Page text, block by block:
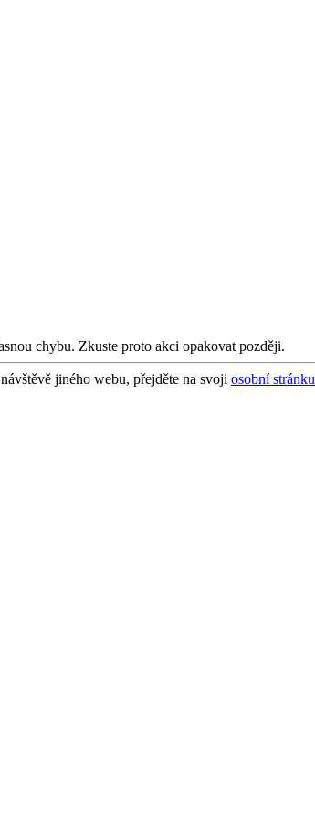
chybu. Zkuste proto akci opakovat později.
jiného webu, přejděte na svoji osobní stránku